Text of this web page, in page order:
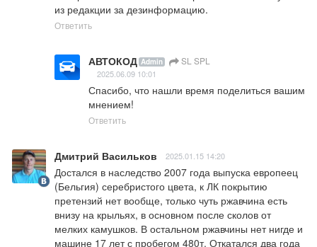
из редакции за дезинформацию.
Ответить
АВТОКОД Admin SL SPL
2025.06.09 10:01
Спасибо, что нашли время поделиться вашим
мнением!
Ответить
Дмитрий Васильков 2025.01.15 14:20
Достался в наследство 2007 года выпуска европеец
(Бельгия) серебристого цвета, к ЛК покрытию
претензий нет вообще, только чуть ржавчина есть
внизу на крыльях, в основном после сколов от
мелких камушков. В остальном ржавчины нет нигде и
машине 17 лет с пробегом 480т. Откатался два года